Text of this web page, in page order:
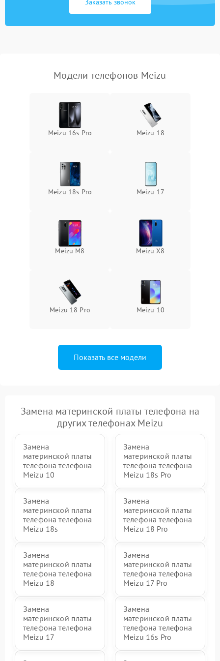
Заказать звонок
Модели телефонов Meizu
Meizu 16s Pro Meizu 18
Meizu 18s Pro Meizu 17
Meizu M8 Meizu X8
Meizu 18 Pro Meizu 10
Показать все модели
Замена материнской платы телефона на
других телефонах Meizu
Замена
материнской платы
телефона телефона
Meizu 10
Замена
материнской платы
телефона телефона
Meizu 18s Pro
Замена
материнской платы
телефона телефона
Meizu 18s
Замена
материнской платы
телефона телефона
Meizu 18 Pro
Замена
материнской платы
телефона телефона
Meizu 18
Замена
материнской платы
телефона телефона
Meizu 17 Pro
Замена
материнской платы
телефона телефона
Meizu 17
Замена
материнской платы
телефона телефона
Meizu 16s Pro